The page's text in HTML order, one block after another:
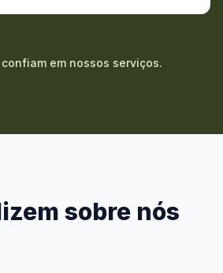
em nossos serviços.
sobre nós